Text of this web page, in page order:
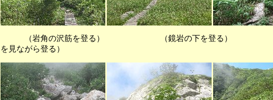
（岩角の沢筋を登る） （鏡岩の下を登る） （点
を見ながら登る）